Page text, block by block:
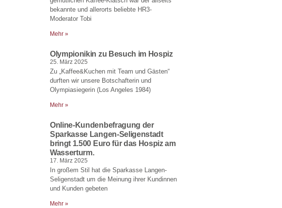
bekannte und allerorts beliebte HR3-
Moderator Tobi
Mehr »
Olympionikin zu Besuch im Hospiz
25. März 2025
Zu „Kaffee&Kuchen mit Team und Gästen“
durften wir unsere Botschafterin und
Olympiasiegerin (Los Angeles 1984)
Mehr »
Online-Kundenbefragung der
Sparkasse Langen-Seligenstadt
bringt 1.500 Euro für das Hospiz am
Wasserturm.
17. März 2025
In großem Stil hat die Sparkasse Langen-
Seligenstadt um die Meinung ihrer Kundinnen
und Kunden gebeten
Mehr »